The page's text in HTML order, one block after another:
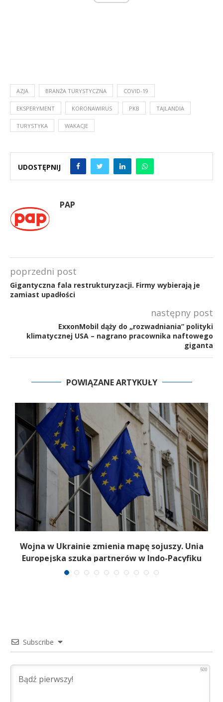
AZJA BRANŻA TURYSTYCZNA COVID-19
EKSPERYMENT KORONAWIRUS PKB TAJLANDIA
TURYSTYKA WAKACJE
UDOSTĘPNIJ
PAP
poprzedni post
Gigantyczna fala restrukturyzacji. Firmy wybierają je
zamiast upadłości
następny post
ExxonMobil dąży do „rozwadniania” polityki
klimatycznej USA – nagrano pracownika naftowego
giganta
POWIĄZANE ARTYKUŁY
Wojna w Ukrainie zmienia mapę sojuszy. Unia
Europejska szuka partnerów w Indo-Pacyfiku
Subscribe
500